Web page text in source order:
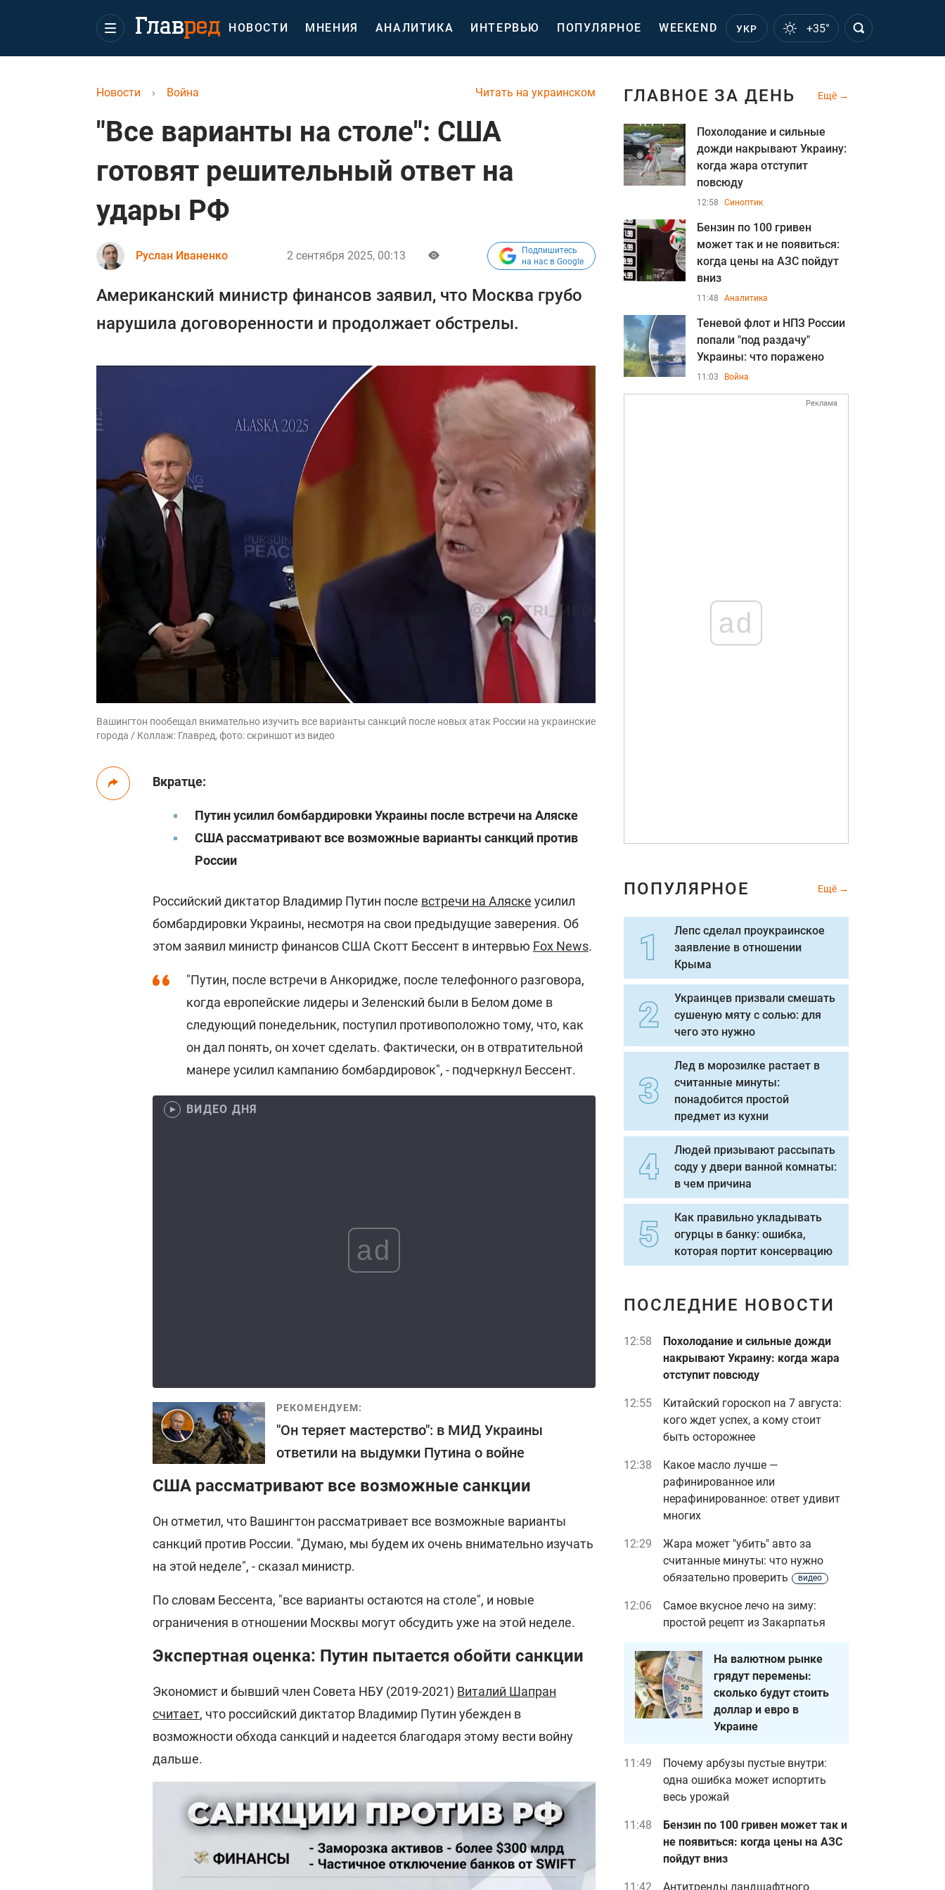
НОВОСТИ МНЕНИЯ АНАЛИТИКА ИНТЕРВЬЮ ПОПУЛЯРНОЕ WEEKEND УКР +35°
Читать на украинском
Новости › Война
"Все варианты на столе": США
готовят решительный ответ на
удары РФ
Руслан Иваненко 2 сентября 2025, 00:13
Подпишитесь
на нас в Google
Американский министр финансов заявил, что Москва грубо
нарушила договоренности и продолжает обстрелы.
Вашингтон пообещал внимательно изучить все варианты санкций после новых атак России на украинские
города / Коллаж: Главред, фото: скриншот из видео
Вкратце:
Путин усилил бомбардировки Украины после встречи на Аляске
США рассматривают все возможные варианты санкций против
России
Российский диктатор Владимир Путин после встречи на Аляске усилил
бомбардировки Украины, несмотря на свои предыдущие заверения. Об
этом заявил министр финансов США Скотт Бессент в интервью Fox News.
"Путин, после встречи в Анкоридже, после телефонного разговора,
когда европейские лидеры и Зеленский были в Белом доме в
следующий понедельник, поступил противоположно тому, что, как
он дал понять, он хочет сделать. Фактически, он в отвратительной
манере усилил кампанию бомбардировок", - подчеркнул Бессент.
ВИДЕО ДНЯ
ad
РЕКОМЕНДУЕМ:
"Он теряет мастерство": в МИД Украины
ответили на выдумки Путина о войне
США рассматривают все возможные санкции
Он отметил, что Вашингтон рассматривает все возможные варианты
санкций против России. "Думаю, мы будем их очень внимательно изучать
на этой неделе", - сказал министр.
По словам Бессента, "все варианты остаются на столе", и новые
ограничения в отношении Москвы могут обсудить уже на этой неделе.
Экспертная оценка: Путин пытается обойти санкции
Экономист и бывший член Совета НБУ (2019-2021) Виталий Шапран
считает, что российский диктатор Владимир Путин убежден в
возможности обхода санкций и надеется благодаря этому вести войну
дальше.
ГЛАВНОЕ ЗА ДЕНЬ Ещё
Похолодание и сильные
дожди накрывают Украину:
когда жара отступит
повсюду
12:58 Синоптик
Бензин по 100 гривен
может так и не появиться:
когда цены на АЗС пойдут
вниз
11:48 Аналитика
Теневой флот и НПЗ России
попали "под раздачу"
Украины: что поражено
11:03 Война
Реклама
ad
ПОПУЛЯРНОЕ Ещё
Лепс сделал проукраинское
заявление в отношении
Крыма
Украинцев призвали смешать
сушеную мяту с солью: для
чего это нужно
Лед в морозилке растает в
считанные минуты:
понадобится простой
предмет из кухни
Людей призывают рассыпать
соду у двери ванной комнаты:
в чем причина
Как правильно укладывать
огурцы в банку: ошибка,
которая портит консервацию
ПОСЛЕДНИЕ НОВОСТИ
12:58
Похолодание и сильные дожди
накрывают Украину: когда жара
отступит повсюду
12:55
Китайский гороскоп на 7 августа:
кого ждет успех, а кому стоит
быть осторожнее
12:38
Какое масло лучше —
рафинированное или
нерафинированное: ответ удивит
многих
12:29
Жара может "убить" авто за
считанные минуты: что нужно
обязательно проверить
видео
12:06
Самое вкусное лечо на зиму:
простой рецепт из Закарпатья
На валютном рынке
грядут перемены:
сколько будут стоить
доллар и евро в
Украине
11:49
Почему арбузы пустые внутри:
одна ошибка может испортить
весь урожай
11:48
Бензин по 100 гривен может так и
не появиться: когда цены на АЗС
пойдут вниз
11:42 Антитренды ландшафтного